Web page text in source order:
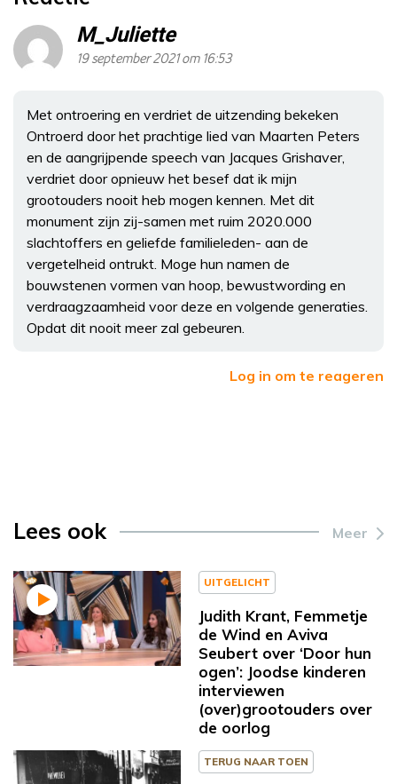
M_Juliette
19 september 2021 om 16:53
Met ontroering en verdriet de uitzending bekeken
Ontroerd door het prachtige lied van Maarten Peters
en de aangrijpende speech van Jacques Grishaver,
verdriet door opnieuw het besef dat ik mijn
grootouders nooit heb mogen kennen. Met dit
monument zijn zij-samen met ruim 2020.000
slachtoffers en geliefde familieleden- aan de
vergetelheid ontrukt. Moge hun namen de
bouwstenen vormen van hoop, bewustwording en
verdraagzaamheid voor deze en volgende generaties.
Opdat dit nooit meer zal gebeuren.
Log in om te reageren
Lees ook Meer
UITGELICHT
Judith Krant, Femmetje
de Wind en Aviva
Seubert over ‘Door hun
ogen’: Joodse kinderen
interviewen
(over)grootouders over
de oorlog
TERUG NAAR TOEN